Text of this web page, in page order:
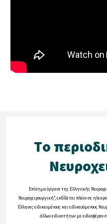
Tο
Eπίσημο όργανο της Eλληνικής
Nευροχειρουργική”, εκδίδεται πλέον σε
Eλληνες ειδικευμένους και ειδικευόμενους
άλλων ειδικοτήτων με ενδιαφέρον